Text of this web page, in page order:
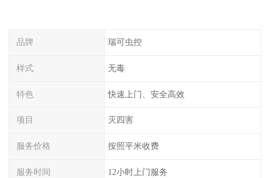
品牌 瑞可虫控
样式 无毒
特色 快速上门、安全高效
项目 灭四害
服务价格 按照平米收费
服务时间 12小时上门服务